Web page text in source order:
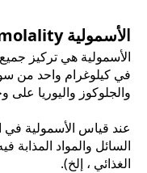
الأسمولية osmolality
الأسمولية هي تركيز
في كيلوغرام واحد من
والجلوكوز واليوريا
عند قياس الأسمولية في
السائل والمواد المذابة
الغذائي ، إلخ).